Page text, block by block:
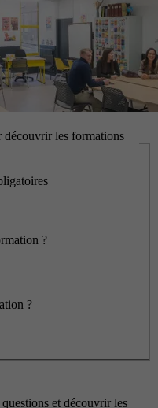
découvrir les formations
?
?
et découvrir les